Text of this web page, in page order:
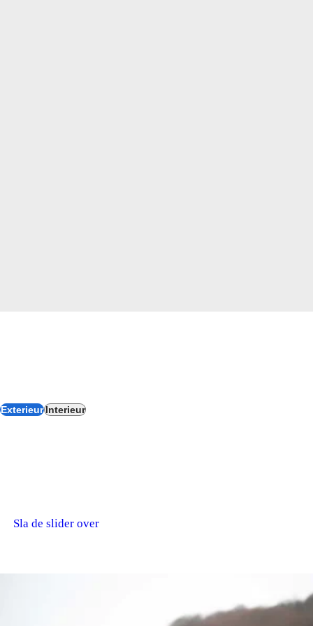
ExterieurInterieur
hieronder de belangrijkste designelementen die de BMW Z4
Sla de slider over